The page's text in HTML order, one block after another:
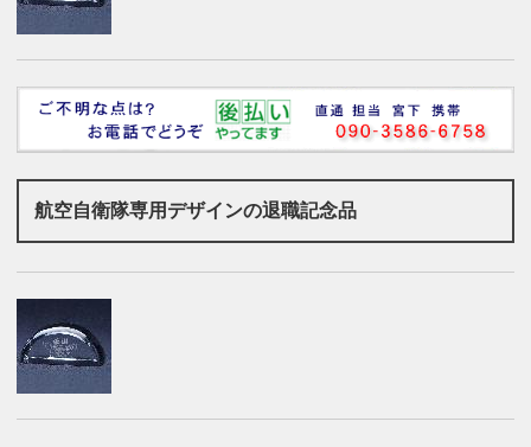
航空自衛隊専用デザインの退職記念品